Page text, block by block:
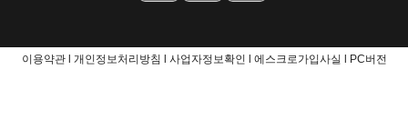
이용약관 l 개인정보처리방침 l 사업자정보확인 l 에스크로가입사실 l PC버전